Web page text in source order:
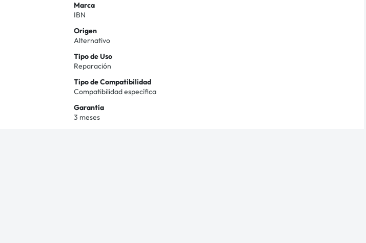
Marca
IBN
Origen
Alternativo
Tipo de Uso
Reparación
Tipo de Compatibilidad
Compatibilidad específica
Garantía
3 meses